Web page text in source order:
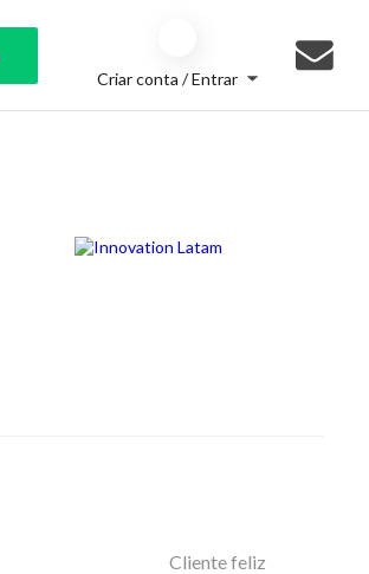
Criar conta / Entrar
Cliente feliz